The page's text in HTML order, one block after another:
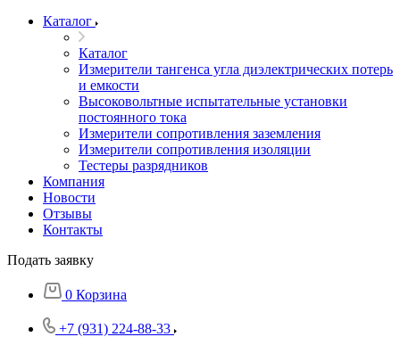
Каталог
Каталог
Измерители тангенса угла диэлектрических потерь
и емкости
Высоковольтные испытательные установки
постоянного тока
Измерители сопротивления заземления
Измерители сопротивления изоляции
Тестеры разрядников
Компания
Новости
Отзывы
Контакты
Подать заявку
0 Корзина
+7 (931) 224-88-33